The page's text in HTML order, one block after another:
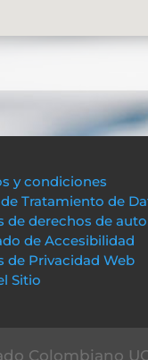
y condiciones
Tratamiento de
de derechos de
de Accesibilidad
de Privacidad Web
Sitio
Colombiano